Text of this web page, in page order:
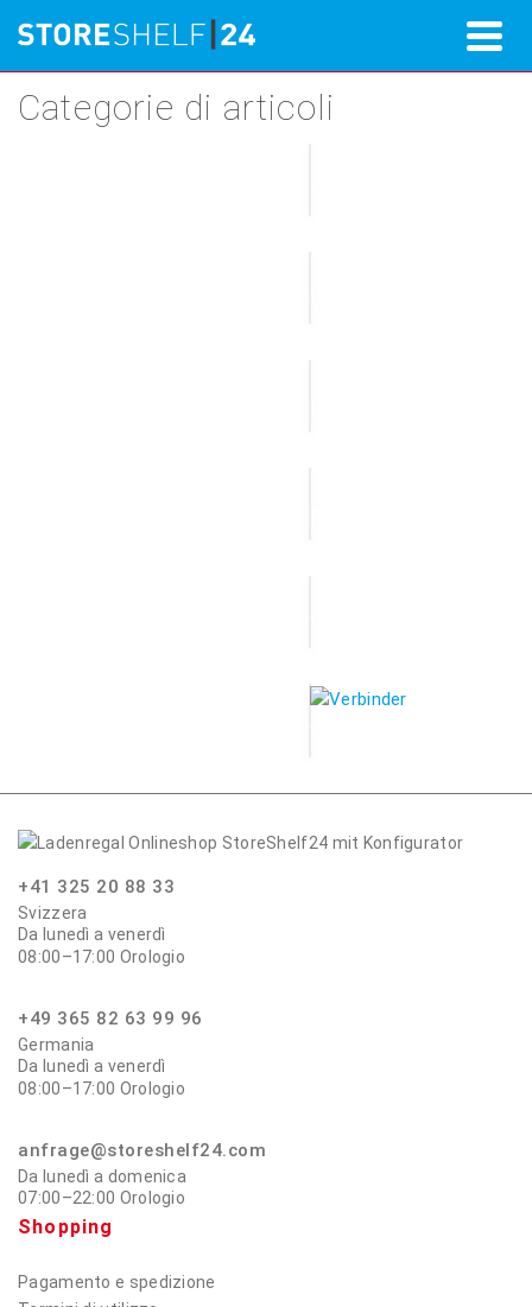
Categorie di articoli
+41 325 20 88 33
Svizzera
Da lunedì a venerdì
08:00–17:00 Orologio
+49 365 82 63 99 96
Germania
Da lunedì a venerdì
08:00–17:00 Orologio
anfrage@storeshelf24.com
Da lunedì a domenica
07:00–22:00 Orologio
Shopping
Pagamento e spedizione